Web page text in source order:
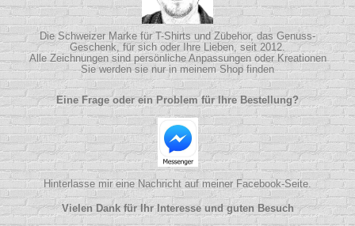
Die Schweizer Marke für T-Shirts und Zübehor, das Genuss-
Geschenk, für sich oder Ihre Lieben, seit 2012.
Alle Zeichnungen sind persönliche Anpassungen oder Kreationen
Sie werden sie nur in meinem Shop finden
Eine Frage oder ein Problem für Ihre Bestellung?
Hinterlasse mir eine Nachricht auf meiner Facebook-Seite.
Vielen Dank für Ihr Interesse und guten Besuch